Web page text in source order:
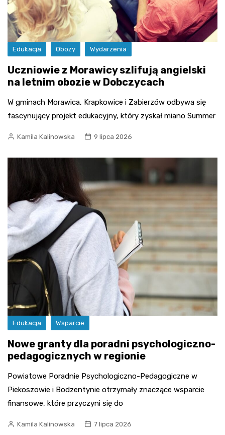
Edukacja Obozy Wydarzenia
Uczniowie z Morawicy szlifują angielski
na letnim obozie w Dobczycach
W gminach Morawica, Krapkowice i Zabierzów odbywa się
fascynujący projekt edukacyjny, który zyskał miano Summer
Kamila Kalinowska 9 lipca 2026
Edukacja Wsparcie
Nowe granty dla poradni psychologiczno-
pedagogicznych w regionie
Powiatowe Poradnie Psychologiczno-Pedagogiczne w
Piekoszowie i Bodzentynie otrzymały znaczące wsparcie
finansowe, które przyczyni się do
Kamila Kalinowska 7 lipca 2026